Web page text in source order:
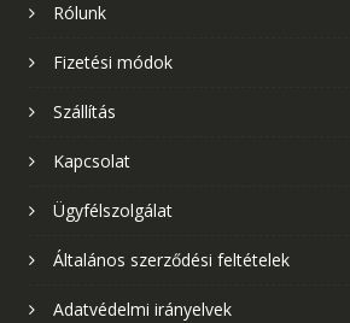
Rólunk
Fizetési módok
Szállítás
Kapcsolat
Ügyfélszolgálat
Általános szerződési feltételek
Adatvédelmi irányelvek